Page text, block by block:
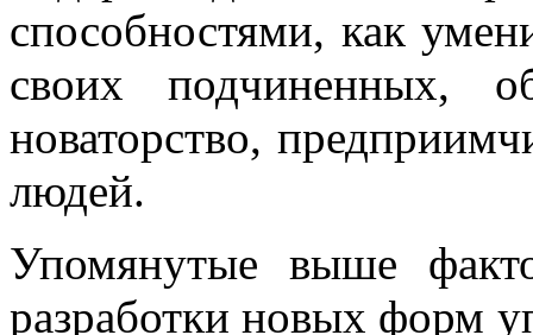
способностями, как
своих подчиненных,
новаторство,
людей.
Упомянутые выше
разработки новых форм